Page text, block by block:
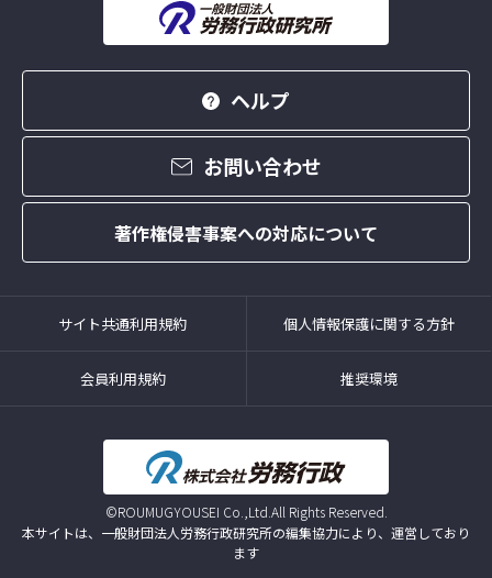
ヘルプ
お問い合わせ
著作権侵害事案への対応について
サイト共通利用規約 個人情報保護に関する方針
会員利用規約 推奨環境
©ROUMUGYOUSEI Co.,Ltd.All Rights Reserved.
本サイトは、一般財団法人労務行政研究所の編集協力により、運営しており
ます